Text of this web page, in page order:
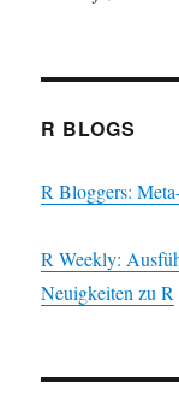
R BLOGS
R Bloggers:
R Weekly:
Neuigkeiten zu R